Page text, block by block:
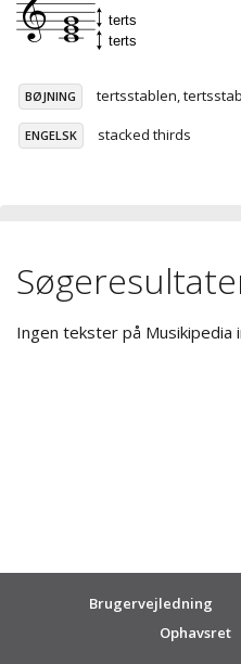
BØJNING tertsstablen,
ENGELSK stacked thirds
Ingen tekster på Musikipedia
Brugervejledning
Ophavsret